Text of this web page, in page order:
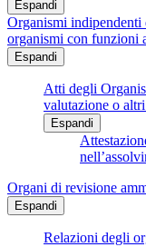
Espandi
Organismi
organismi con funzioni
Espandi
Atti degli
valutazione o
Espandi
Organi di revisione
Espandi
Relazioni degli